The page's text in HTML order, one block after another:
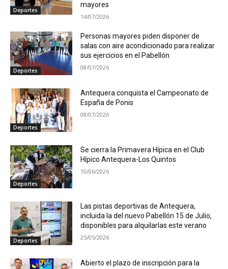
Deportes
mayores
14/07/2026
Deportes
Personas mayores piden disponer de
salas con aire acondicionado para realizar
sus ejercicios en el Pabellón
08/07/2026
Deportes
Antequera conquista el Campeonato de
España de Ponis
08/07/2026
Deportes
Se cierra la Primavera Hípica en el Club
Hípico Antequera-Los Quintos
10/06/2026
Deportes
Las pistas deportivas de Antequera,
incluida la del nuevo Pabellón 15 de Julio,
disponibles para alquilarlas este verano
25/05/2026
Abierto el plazo de inscripción para la